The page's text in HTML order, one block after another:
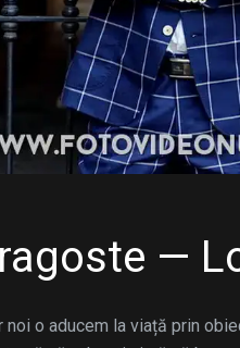
—
noi o aducem la viață prin